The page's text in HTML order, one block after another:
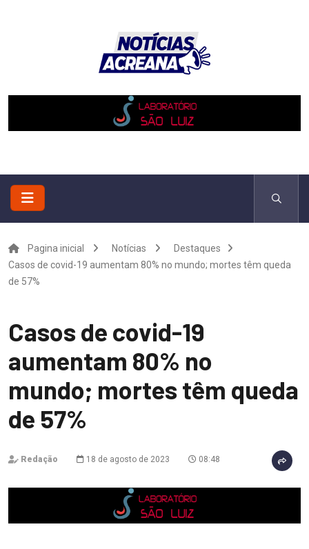
Pagina inicial Notícias
Destaques
Casos de covid-19 aumentam 80% no mundo; mortes têm queda
de 57%
Casos de covid-19
aumentam 80% no
mundo; mortes têm queda
de 57%
Redação 18 de agosto de 2023 08:48